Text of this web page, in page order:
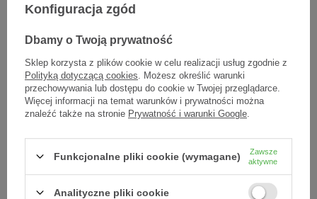
Cena jednostkowa2,74 zł / szt.
- + Dodaj do koszyka
Dodaj do listy zakupowej
Producent:
AFLOFARM FARMACJA POLSKA SP. Z O.O.
Kod produktu:5902802703859
Konfiguracja zgód
Dbamy o Twoją prywatność
Sklep korzysta z plików cookie w celu realizacji usług zgodnie z
Polityką dotyczącą cookies . Możesz określić warunki
przechowywania lub dostępu do cookie w Twojej przeglądarce.
Więcej informacji na temat warunków i prywatności można
znaleźć także na stronie Prywatność i warunki Google
Funkcjonalne pliki cookie (wymagane)
Zawsze
aktywne
Analityczne pliki cookie